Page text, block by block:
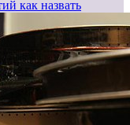
как назвать